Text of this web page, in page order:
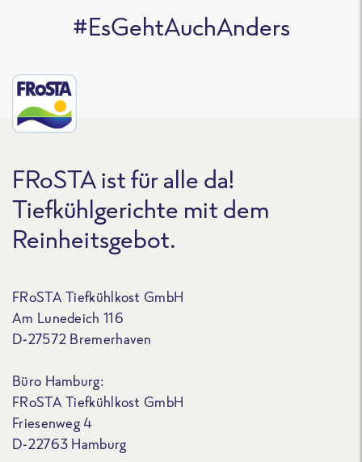
#EsGehtAuchAnders
FRoSTA ist für alle da!
Tiefkühlgerichte mit dem
Reinheitsgebot.
FRoSTA Tiefkühlkost GmbH
Am Lunedeich 116
D-27572 Bremerhaven
Büro Hamburg:
FRoSTA Tiefkühlkost GmbH
Friesenweg 4
D-22763 Hamburg